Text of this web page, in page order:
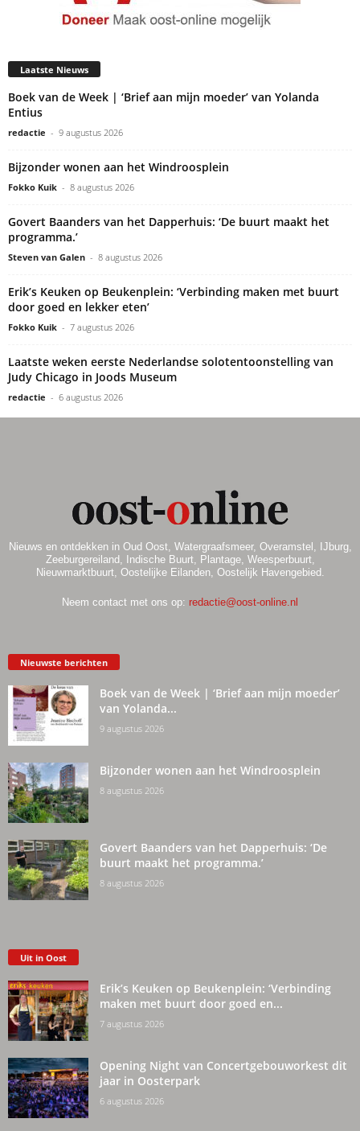
Laatste Nieuws
Boek van de Week | ‘Brief aan mijn moeder’ van Yolanda
Entius
redactie - 9 augustus 2026
Bijzonder wonen aan het Windroosplein
Fokko Kuik - 8 augustus 2026
Govert Baanders van het Dapperhuis: ‘De buurt maakt het
programma.’
Steven van Galen - 8 augustus 2026
Erik’s Keuken op Beukenplein: ‘Verbinding maken met buurt
door goed en lekker eten’
Fokko Kuik - 7 augustus 2026
Laatste weken eerste Nederlandse solotentoonstelling van
Judy Chicago in Joods Museum
redactie - 6 augustus 2026
Nieuws en ontdekken in Oud Oost, Watergraafsmeer, Overamstel, IJburg,
Zeeburgereiland, Indische Buurt, Plantage, Weesperbuurt,
Nieuwmarktbuurt, Oostelijke Eilanden, Oostelijk Havengebied.
Neem contact met ons op: redactie@oost-online.nl
Nieuwste berichten
Boek van de Week | ‘Brief aan mijn moeder’
van Yolanda...
9 augustus 2026
Bijzonder wonen aan het Windroosplein
8 augustus 2026
Govert Baanders van het Dapperhuis: ‘De
buurt maakt het programma.’
8 augustus 2026
Uit in Oost
Erik’s Keuken op Beukenplein: ‘Verbinding
maken met buurt door goed en...
7 augustus 2026
Opening Night van Concertgebouworkest dit
jaar in Oosterpark
6 augustus 2026